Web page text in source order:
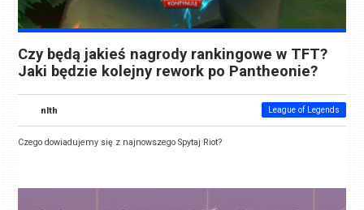
Czy będą jakieś nagrody rankingowe w TFT?
Jaki będzie kolejny rework po Pantheonie?
nlth League of Legends
Czego dowiadujemy się z najnowszego Spytaj Riot?